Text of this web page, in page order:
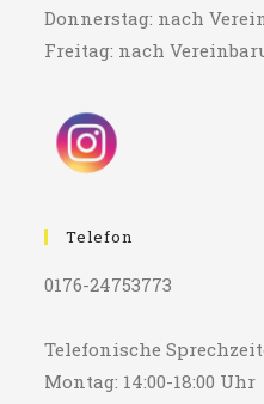
Donnerstag: nach
Freitag: nach
Telefon
0176-24753773
Telefonische
Montag: 14:00-18:00 Uhr